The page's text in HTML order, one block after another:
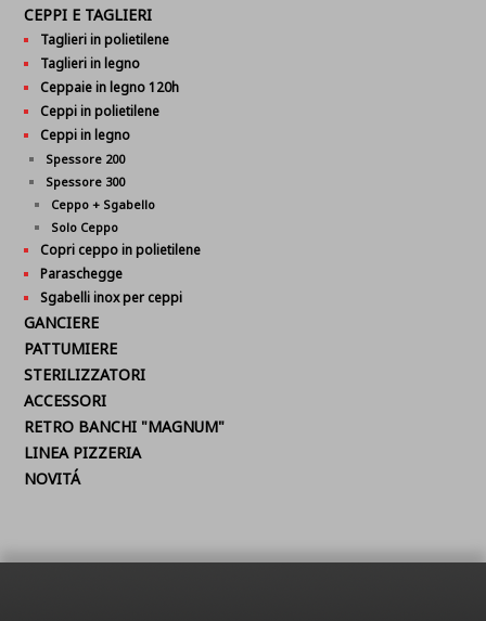
CEPPI E TAGLIERI
Taglieri in polietilene
Taglieri in legno
Ceppaie in legno 120h
Ceppi in polietilene
Ceppi in legno
Spessore 200
Spessore 300
Ceppo + Sgabello
Solo Ceppo
Copri ceppo in polietilene
Paraschegge
Sgabelli inox per ceppi
GANCIERE
PATTUMIERE
STERILIZZATORI
ACCESSORI
RETRO BANCHI "MAGNUM"
LINEA PIZZERIA
NOVITÁ